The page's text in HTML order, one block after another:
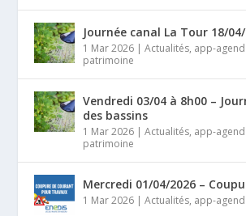
Journée canal La Tour 18/
1 Mar 2026 |Actualités, app-
patrimoine
Vendredi 03/04 à 8h00 –
des bassins
1 Mar 2026 |Actualités, app-
patrimoine
Mercredi 01/04/2026 –
1 Mar 2026 |Actualités, app-